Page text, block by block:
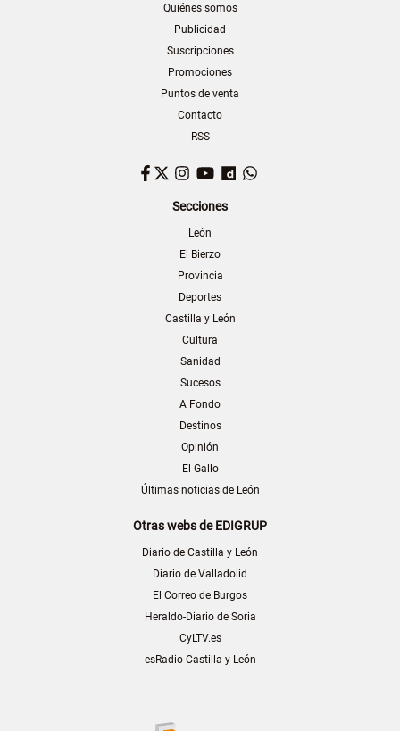
Quiénes somos
Publicidad
Suscripciones
Promociones
Puntos de venta
Contacto
RSS
Facebook
TwitterInstagram
YouTubeDailymotion
Secciones
León
El Bierzo
Provincia
Deportes
Castilla y León
Cultura
Sanidad
Sucesos
A Fondo
Destinos
Opinión
El Gallo
Últimas noticias de León
Otras webs de EDIGRUP
Diario de Castilla y León
Diario de Valladolid
El Correo de Burgos
Heraldo-Diario de Soria
CyLTV.es
esRadio Castilla y León